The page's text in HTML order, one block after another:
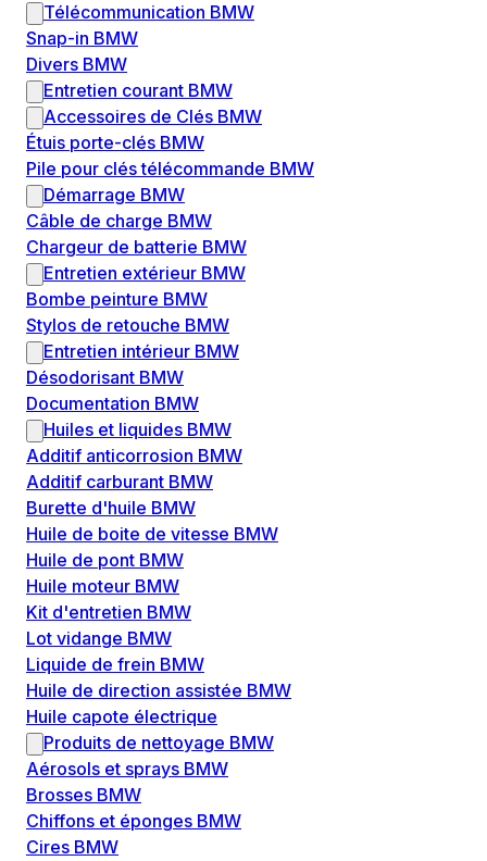
Télécommunication BMW
Snap-in BMW
Divers BMW
Entretien courant BMW
Accessoires de Clés BMW
Étuis porte-clés BMW
Pile pour clés télécommande BMW
Démarrage BMW
Câble de charge BMW
Chargeur de batterie BMW
Entretien extérieur BMW
Bombe peinture BMW
Stylos de retouche BMW
Entretien intérieur BMW
Désodorisant BMW
Documentation BMW
Huiles et liquides BMW
Additif anticorrosion BMW
Additif carburant BMW
Burette d'huile BMW
Huile de boite de vitesse BMW
Huile de pont BMW
Huile moteur BMW
Kit d'entretien BMW
Lot vidange BMW
Liquide de frein BMW
Huile de direction assistée BMW
Huile capote électrique
Produits de nettoyage BMW
Aérosols et sprays BMW
Brosses BMW
Chiffons et éponges BMW
Cires BMW